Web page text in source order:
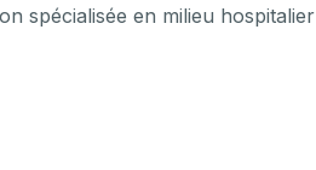
spécialisée en milieu hospitalier